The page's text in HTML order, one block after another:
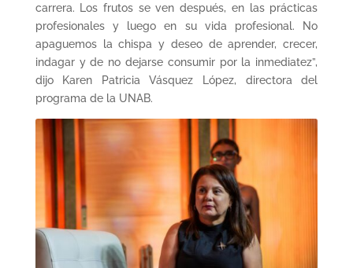
carrera. Los frutos se ven después, en las prácticas
profesionales y luego en su vida profesional. No
apaguemos la chispa y deseo de aprender, crecer,
indagar y de no dejarse consumir por la inmediatez”,
dijo Karen Patricia Vásquez López, directora del
programa de la UNAB.